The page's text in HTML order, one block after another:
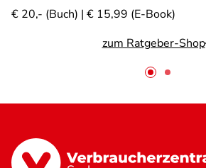
€ 20,- (Buch) | € 15,99 (E-Book)
zum Ratgeber-Shop